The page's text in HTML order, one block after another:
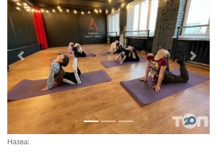
Previous Next
Назва: